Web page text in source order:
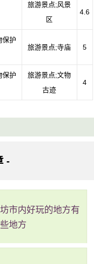
旅游景点;风景
区
4.6
保护
旅游景点;寺庙 5
保护
旅游景点;文物
古迹
4
村
著名景点，同时也被称
峻的山势，以及寺庙前
岩。这里还有很多主要
历代游客和善信们来到
-
市内好玩的地方有
地方